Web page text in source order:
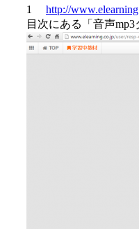
1 http://
目次にある「音声